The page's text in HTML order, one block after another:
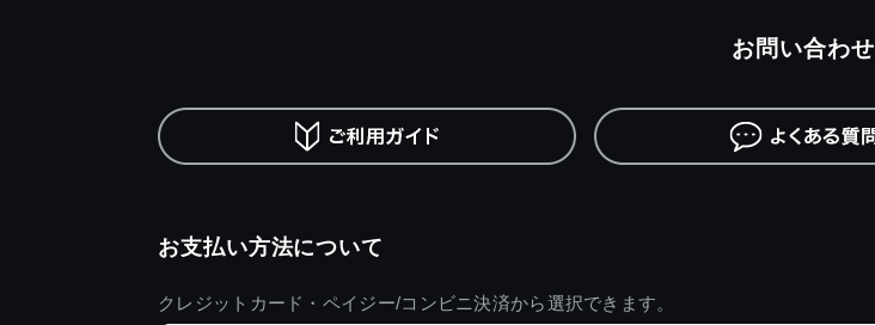
お支払い方法について
クレジットカード・ペイジー/コンビニ決済から選択できます。
お問い合わせ